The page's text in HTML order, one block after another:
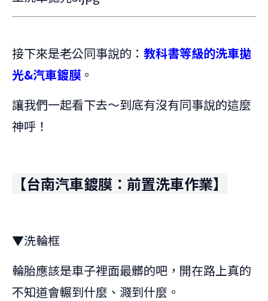
接下來是老公同事說的： 教科書等級的洗車拋
光&汽車鍍膜 。
讓我們一起看下去～到底有沒有同事說的這麼
神呼！
【台南汽車鍍膜：前置洗車作業】
▼洗輪框
輪胎應該是車子裡面最髒的吧，開在路上真的
不知道會輾到什麼、濺到什麼。